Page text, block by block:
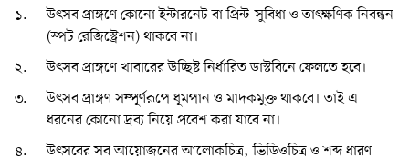
উৎসব প্রাঙ্গণে কোনো ইন্টারনেট বা প্রিন্ট-সুবিধা ও তাৎক্ষণিক নিবন্ধন
(স্পট রেজিস্ট্রেশন) থাকবে না।
উৎসব প্রাঙ্গণে খাবারের উচ্ছিষ্ট নির্ধারিত ডাস্টবিনে ফেলতে হবে।
উৎসব প্রাঙ্গণ সম্পূর্ণরূপে ধূমপান ও মাদকমুক্ত থাকবে। তাই এ
ধরনের কোনো দ্রব্য নিয়ে প্রবেশ করা যাবে না।
উৎসবের সব আয়োজনের আলোকচিত্র, ভিডিওচিত্র ও শব্দ ধারণ